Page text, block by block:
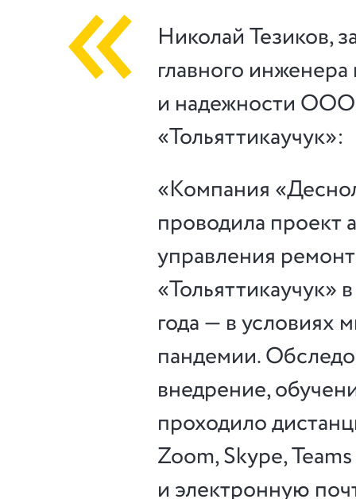
Николай Тезиков,
главного
и надежности ООО
«Тольяттикаучук»:
«Компания
проводила проект
управления
«Тольяттикаучук»
года — в условиях
пандемии.
внедрение,
проходило
Zoom, Skype, Teams
и электронную